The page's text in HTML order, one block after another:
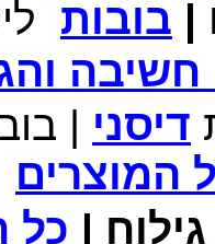
| בובות
דיסני |
המוצרים
| כל